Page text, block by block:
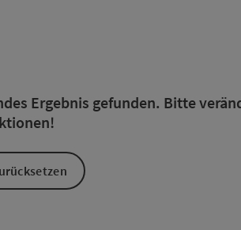
Ergebnis gefunden. Bitte